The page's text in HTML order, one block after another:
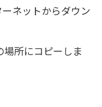
ネットからダウン
所にコピーしま